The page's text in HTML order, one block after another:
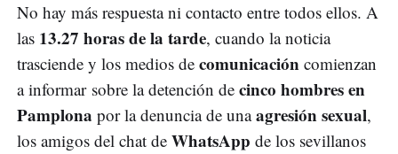
No hay más respuesta ni contacto entre todos ellos. A
las 13.27 horas de la tarde, cuando la noticia
trasciende y los medios de comunicación comienzan
a informar sobre la detención de cinco hombres en
Pamplona por la denuncia de unaagresión sexual,
los amigos del chat de WhatsApp de los sevillanos